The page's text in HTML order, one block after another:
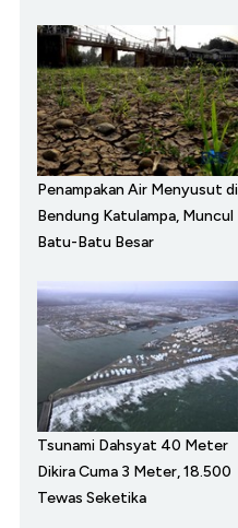
Penampakan Air Menyusut di
Bendung Katulampa, Muncul
Batu-Batu Besar
Tsunami Dahsyat 40 Meter
Dikira Cuma 3 Meter, 18.500
Tewas Seketika